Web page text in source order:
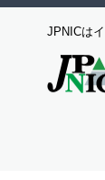
JPNICは